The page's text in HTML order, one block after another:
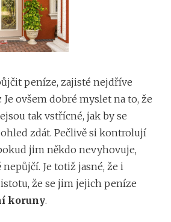
peníze, zajisté nejdříve
Je ovšem dobré myslet na to, že
tak vstřícné, jak by se
zdát. Pečlivě si kontrolují
jim někdo nevyhovuje,
Je totiž jasné, že i
že se jim jejich peníze
koruny.